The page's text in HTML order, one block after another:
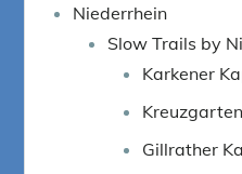
Niederrhein
Slow Trails by
Karkener
Gillrather